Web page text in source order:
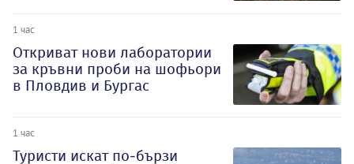
1 час
Откриват нови лаборатории
за кръвни проби на шофьори
в Пловдив и Бургас
1 час
Туристи искат по-бързи